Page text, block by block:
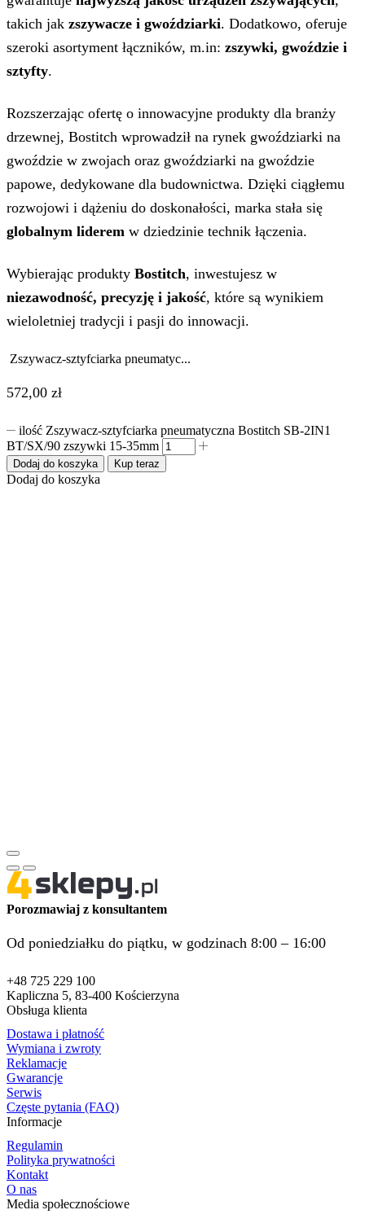
takich jak zszywacze i gwoździarki. Dodatkowo, oferuje
szeroki asortyment łączników, m.in: zszywki, gwoździe i
sztyfty.
Rozszerzając ofertę o innowacyjne produkty dla branży
drzewnej, Bostitch wprowadził na rynek gwoździarki na
gwoździe w zwojach oraz gwoździarki na gwoździe
papowe, dedykowane dla budownictwa. Dzięki ciągłemu
rozwojowi i dążeniu do doskonałości, marka stała się
globalnym liderem w dziedzinie technik łączenia.
Wybierając produkty Bostitch, inwestujesz w
niezawodność, precyzję i jakość, które są wynikiem
wieloletniej tradycji i pasji do innowacji.
Zszywacz-sztyfciarka pneumatyc...
572,00 zł
ilość Zszywacz-sztyfciarka pneumatyczna Bostitch SB-2IN1
BT/SX/90 zszywki 15-35mm
Dodaj do koszyka Kup teraz
Dodaj do koszyka
Porozmawiaj z konsultantem
Od poniedziałku do piątku, w godzinach 8:00 – 16:00
+48 725 229 100
Kapliczna 5, 83-400 Kościerzyna
Obsługa klienta
Dostawa i płatność
Wymiana i zwroty
Reklamacje
Gwarancje
Serwis
Częste pytania (FAQ)
Informacje
Regulamin
Polityka prywatności
Kontakt
O nas
Media społecznościowe